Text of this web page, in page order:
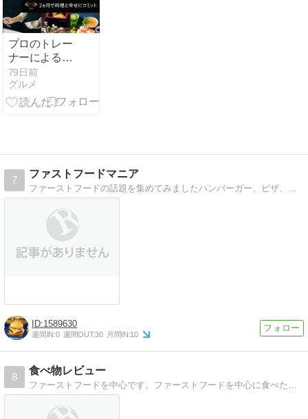
プロのトレー
ナーによるマ
ンツーマン料
理教室
【RIZAP
79日前
グルメ
7
ファストフードマニア
ファーストフードの話題を集めてみましたハンバーガー、ピザ、ドーナツなど気になる情報まとめ
1589630
週間IN:0 週間OUT:30 月間IN:10
8
食べ物レビュー
ファーストフードを中心です。ファーストフードを中心に食べた物の感想を書いてます。